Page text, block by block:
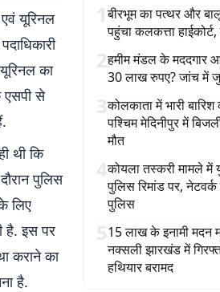
यूरिनल
का
एसपी से
थी कि
पुलिस
लिए
है. इस पर
कराने का
है.
1बीरभूम का पत्थर और
पहुंचा कलकत्ता हाईकोर्ट,
2हमीम मंडल के मददगार
30 लाख रुपए? जांच में
3कोलकाता में भारी
पश्चिम मेदिनीपुर में
मौत
4कोयला तस्करी मामले में
पुलिस रिमांड पर,
पुलिस
515 लाख के इनामी मदन
नक्सली झारखंड में
हथियार बरामद